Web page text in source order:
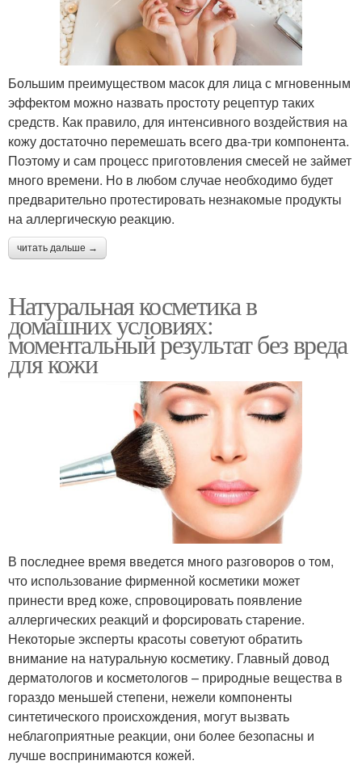
Большим преимуществом масок для лица с мгновенным
эффектом можно назвать простоту рецептур таких
средств. Как правило, для интенсивного воздействия на
кожу достаточно перемешать всего два-три компонента.
Поэтому и сам процесс приготовления смесей не займет
много времени. Но в любом случае необходимо будет
предварительно протестировать незнакомые продукты
на аллергическую реакцию.
читать дальше →
Натуральная косметика в
домашних условиях:
моментальный результат без вреда
для кожи
В последнее время введется много разговоров о том,
что использование фирменной косметики может
принести вред коже, спровоцировать появление
аллергических реакций и форсировать старение.
Некоторые эксперты красоты советуют обратить
внимание на натуральную косметику. Главный довод
дерматологов и косметологов – природные вещества в
гораздо меньшей степени, нежели компоненты
синтетического происхождения, могут вызвать
неблагоприятные реакции, они более безопасны и
лучше воспринимаются кожей.